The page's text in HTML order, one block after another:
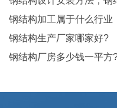
钢结构生产厂家哪家好?
钢结构厂房多少钱一平方